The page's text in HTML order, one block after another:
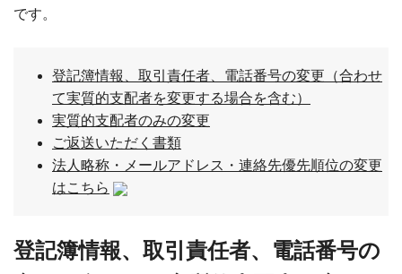
です。
登記簿情報、取引責任者、電話番号の変更（合わせ
て実質的支配者を変更する場合を含む）
実質的支配者のみの変更
ご返送いただく書類
法人略称・メールアドレス・連絡先優先順位の変更
はこちら
登記簿情報、取引責任者、電話番号の